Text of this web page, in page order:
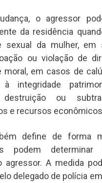
o agressor
da residência
sexual da mulher, em
ou violação de
moral, em casos de
integridade
destruição ou
e recursos
define de forma
podem
agressor. A medida
delegado de polícia